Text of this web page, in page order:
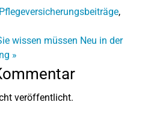
Pflegeversicherungsbeiträge,
wissen müssen Neu in der
»
veröffentlicht.